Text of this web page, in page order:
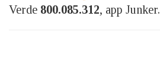
Verde 800.085.312, app Junker.